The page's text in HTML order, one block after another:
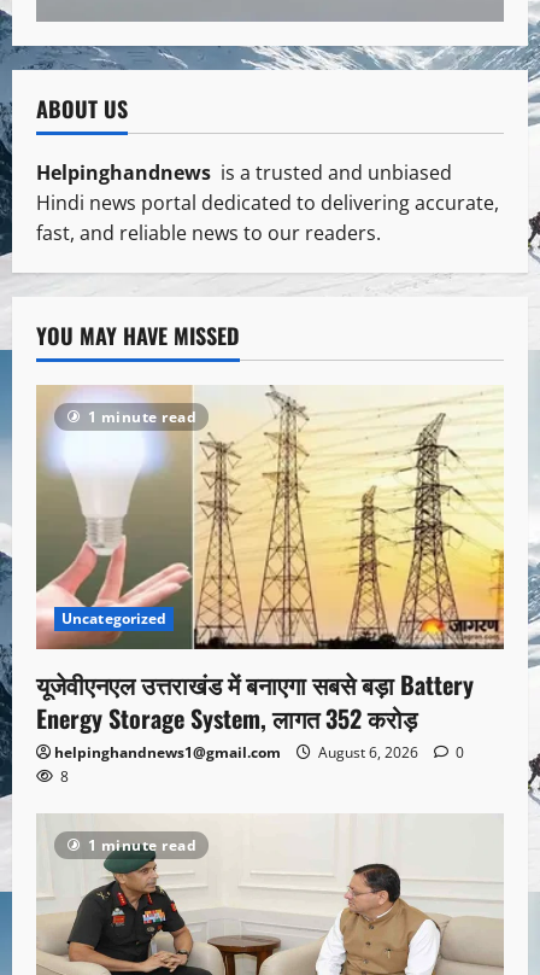
ABOUT US
Helpinghandnews is a trusted and unbiased
Hindi news portal dedicated to delivering accurate,
fast, and reliable news to our readers.
YOU MAY HAVE MISSED
1 minute read
Uncategorized
यूजेवीएनएल उत्तराखंड में बनाएगा सबसे बड़ा Battery
Energy Storage System, लागत 352 करोड़
helpinghandnews1@gmail.com August 6, 2026
0
8
1 minute read